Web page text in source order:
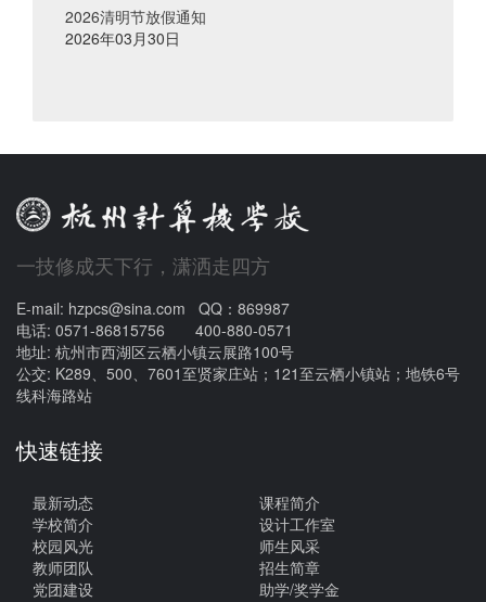
2026清明节放假通知
2026年03月30日
一技修成天下行，潇洒走四方
E-mail: hzpcs@sina.com QQ：869987
电话: 0571-86815756 400-880-0571
地址: 杭州市西湖区云栖小镇云展路100号
公交: K289、500、7601至贤家庄站；121至云栖小镇站；地铁6号
线科海路站
快速链接
最新动态
学校简介
校园风光
教师团队
党团建设
课程简介
设计工作室
师生风采
招生简章
助学/奖学金